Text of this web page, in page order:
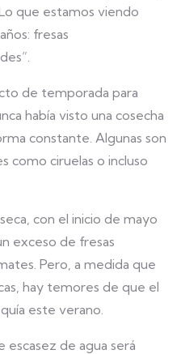
que estamos viendo
fresas
de temporada para
había visto una cosecha
constante. Algunas son
como ciruelas o incluso
con el inicio de mayo
exceso de fresas
Pero, a medida que
hay temores de que el
este verano.
escasez de agua será